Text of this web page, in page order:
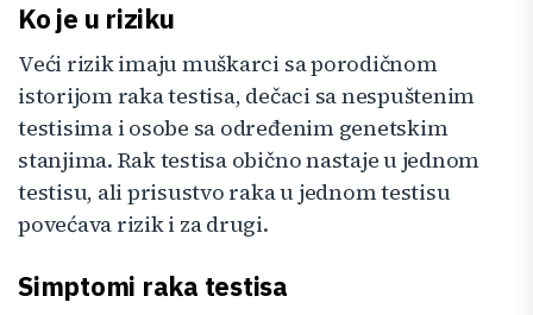
Ko je u riziku
Veći rizik imaju muškarci sa porodičnom
istorijom raka testisa, dečaci sa nespuštenim
testisima i osobe sa određenim genetskim
stanjima. Rak testisa obično nastaje u jednom
testisu, ali prisustvo raka u jednom testisu
povećava rizik i za drugi.
Simptomi raka testisa